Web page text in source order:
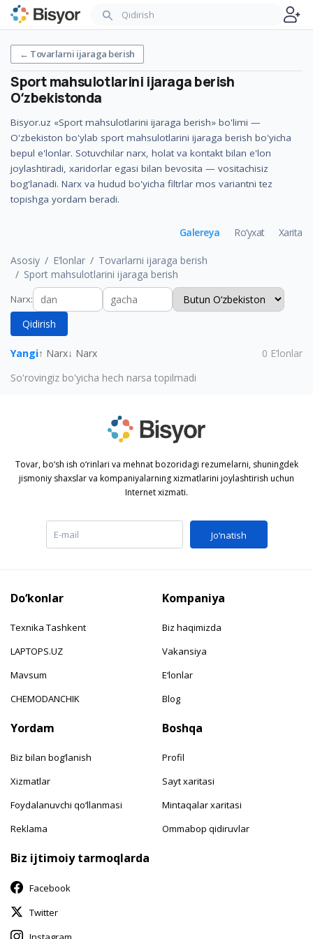
← Tovarlarni ijaraga berish
Sport mahsulotlarini ijaraga berish
Oʻzbekistonda
Bisyor.uz «Sport mahsulotlarini ijaraga berish» bo'limi —
O'zbekiston bo'ylab sport mahsulotlarini ijaraga berish bo'yicha
bepul e'lonlar. Sotuvchilar narx, holat va kontakt bilan e'lon
joylashtiradi, xaridorlar egasi bilan bevosita — vositachisiz
bog'lanadi. Narx va hudud bo'yicha filtrlar mos variantni tez
topishga yordam beradi.
Asosiy E‘lonlar
Tovarlarni ijaraga berish
Sport mahsulotlarini ijaraga berish
Galereya Ro‘yxat Xarita
Narx:
Qidirish
Yangi↑ Narx↓ Narx 0 E‘lonlar
So'rovingiz bo'yicha hech narsa topilmadi
Tovar, bo‘sh ish o‘rinlari va mehnat bozoridagi rezumelarni, shuningdek
jismoniy shaxslar va kompaniyalarning xizmatlarini joylashtirish uchun
Internet xizmati.
Jo‘natish
Do‘konlar
Texnika Tashkent
LAPTOPS.UZ
Mavsum
CHEMODANCHIK
Kompaniya
Biz haqimizda
Vakansiya
E‘lonlar
Blog
Yordam
Biz bilan bog‘lanish
Xizmatlar
Foydalanuvchi qo‘llanmasi
Reklama
Boshqa
Profil
Sayt xaritasi
Mintaqalar xaritasi
Ommabop qidiruvlar
Biz ijtimoiy tarmoqlarda
Facebook
Twitter